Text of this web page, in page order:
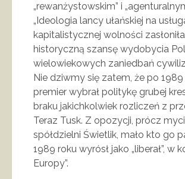
„rewanżystowskim” i
„Ideologia lancy ułańskiej na
kapitalistycznej wolności
historyczną szansę wydobycia
wielowiekowych zaniedbań
Nie dziwmy się zatem, że po 1989
premier wybrał politykę grubej
braku jakichkolwiek rozliczeń z
Teraz Tusk. Z opozycji, prócz
spółdzielni Świetlik, mało kto go
1989 roku wyrósł jako „liberał”, w
Europy”.